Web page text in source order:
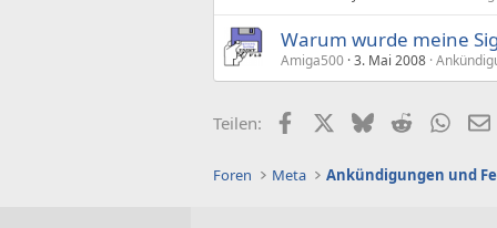
Warum wurde meine
Amiga500 3. Mai 2008
Teilen: FacebookX (Twitter)
BlueskyReddit
Foren Meta Ankündigungen und